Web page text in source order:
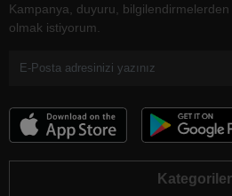
Kampanya, duyuru,
olmak istiyorum.
Kategoriler